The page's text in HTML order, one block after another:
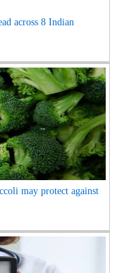
across 8 Indian
may protect against